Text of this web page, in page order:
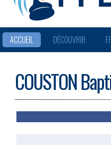
ACCUEIL DÉCOUVRIR
COUSTON